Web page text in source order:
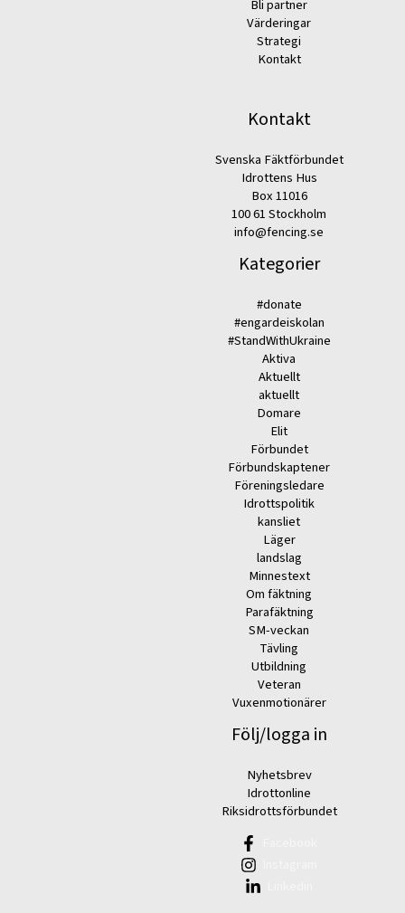
Bli partner
Värderingar
Strategi
Kontakt
Kontakt
Svenska Fäktförbundet
Idrottens Hus
Box 11016
100 61 Stockholm
info@fencing.se
Kategorier
#donate
#engardeiskolan
#StandWithUkraine
Aktiva
Aktuellt
aktuellt
Domare
Elit
Förbundet
Förbundskaptener
Föreningsledare
Idrottspolitik
kansliet
Läger
landslag
Minnestext
Om fäktning
Parafäktning
SM-veckan
Tävling
Utbildning
Veteran
Vuxenmotionärer
Följ/logga in
Nyhetsbrev
Idrottonline
Riksidrottsförbundet